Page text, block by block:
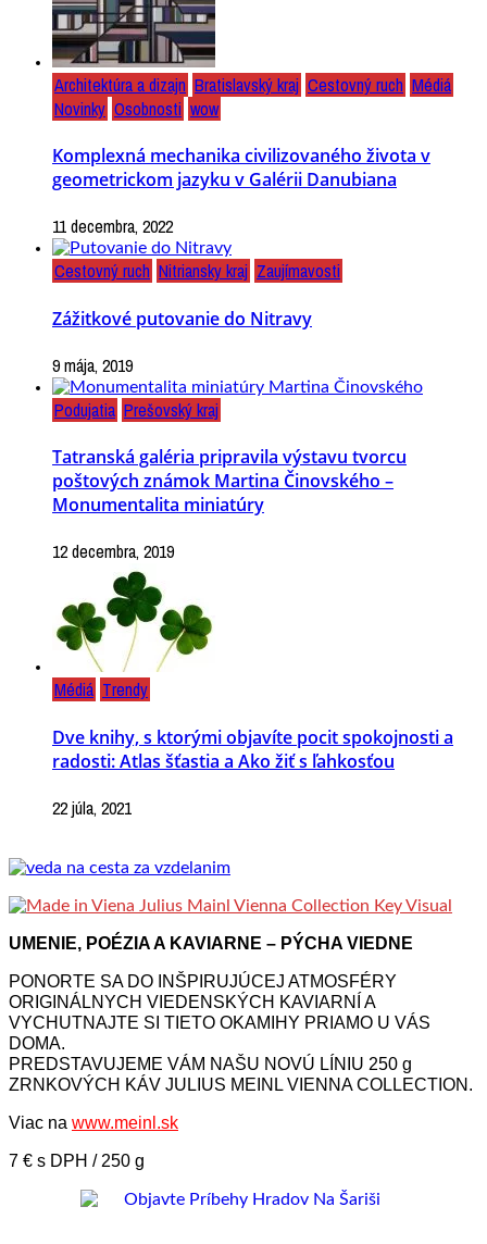
Architektúra a dizajn Bratislavský kraj Cestovný ruch Médiá
Novinky Osobnosti wow
Komplexná mechanika civilizovaného života v
geometrickom jazyku v Galérii Danubiana
11 decembra, 2022
Cestovný ruch Nitriansky kraj Zaujímavosti
Zážitkové putovanie do Nitravy
9 mája, 2019
Podujatia Prešovský kraj
Tatranská galéria pripravila výstavu tvorcu
poštových známok Martina Činovského –
Monumentalita miniatúry
12 decembra, 2019
Médiá Trendy
Dve knihy, s ktorými objavíte pocit spokojnosti a
radosti: Atlas šťastia a Ako žiť s ľahkosťou
22 júla, 2021
UMENIE, POÉZIA A KAVIARNE – PÝCHA VIEDNE
PONORTE SA DO INŠPIRUJÚCEJ ATMOSFÉRY
ORIGINÁLNYCH VIEDENSKÝCH KAVIARNÍ A
VYCHUTNAJTE SI TIETO OKAMIHY PRIAMO U VÁS
DOMA.
PREDSTAVUJEME VÁM NAŠU NOVÚ LÍNIU 250 g
ZRNKOVÝCH KÁV JULIUS MEINL VIENNA COLLECTION.
Viac na www.meinl.sk
7 € s DPH / 250 g